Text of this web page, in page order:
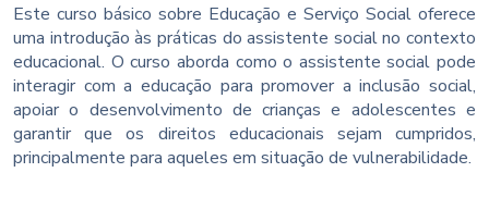
Este curso básico sobre Educação e Serviço Social oferece
uma introdução às práticas do assistente social no contexto
educacional. O curso aborda como o assistente social pode
interagir com a educação para promover a inclusão social,
apoiar o desenvolvimento de crianças e adolescentes e
garantir que os direitos educacionais sejam cumpridos,
principalmente para aqueles em situação de vulnerabilidade.